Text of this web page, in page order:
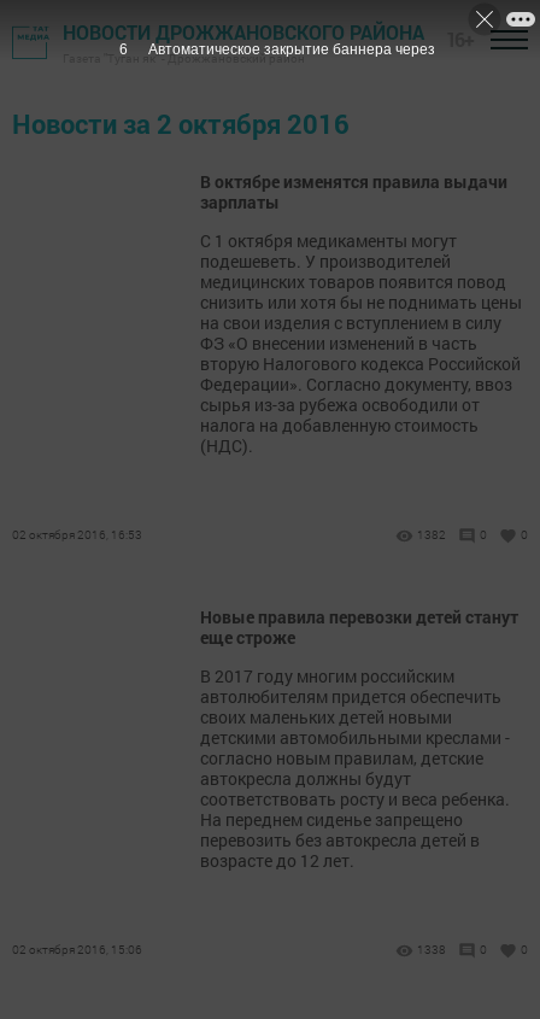
НОВОСТИ ДРОЖЖАНОВСКОГО РАЙОНА
Газета "Туган як" - Дрожжановский район
Новости за 2 октября 2016
В октябре изменятся правила выдачи
зарплаты
С 1 октября медикаменты могут
подешеветь. У производителей
медицинских товаров появится повод
снизить или хотя бы не поднимать цены
на свои изделия с вступлением в силу
ФЗ «О внесении изменений в часть
вторую Налогового кодекса Российской
Федерации». Согласно документу, ввоз
сырья из-за рубежа освободили от
налога на добавленную стоимость
(НДС).
02 октября 2016, 16:53 1382 0 0
Новые правила перевозки детей станут
еще строже
В 2017 году многим российским
автолюбителям придется обеспечить
своих маленьких детей новыми
детскими автомобильными креслами -
согласно новым правилам, детские
автокресла должны будут
соответствовать росту и веса ребенка.
На переднем сиденье запрещено
перевозить без автокресла детей в
возрасте до 12 лет.
02 октября 2016, 15:06 1338 0 0
6 Автоматическое закрытие баннера через